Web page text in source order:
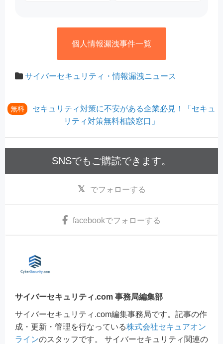
個人情報漏洩事件一覧
サイバーセキュリティ・情報漏洩ニュース
無料
セキュリティ対策に不安がある企業必見！「セキュ
リティ対策無料相談窓口」
SNSでもご購読できます。
でフォローする
facebookでフォローする
サイバーセキュリティ.com 事務局編集部
サイバーセキュリティ.com編集事務局です。記事の作
成・更新・管理を行なっている株式会社セキュアオン
ラインのスタッフです。 サイバーセキュリティ関連の